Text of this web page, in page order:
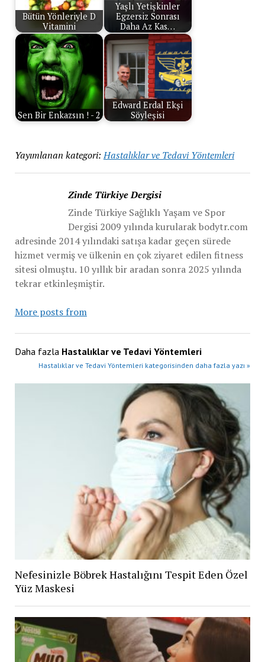
Bütün Yönleriyle D
Vitamini
Yaşlı Yetişkinler
Egzersiz Sonrası
Daha Az Kas…
Sen Bir Enkazsın ! - 2
Edward Erdal Ekşi
Söyleşisi
Yayımlanan kategori: Hastalıklar ve Tedavi Yöntemleri
Zinde Türkiye Dergisi
Zinde Türkiye Sağlıklı Yaşam ve Spor
Dergisi 2009 yılında kurularak bodytr.com
adresinde 2014 yılındaki satışa kadar geçen sürede
hizmet vermiş ve ülkenin en çok ziyaret edilen fitness
sitesi olmuştu. 10 yıllık bir aradan sonra 2025 yılında
tekrar etkinleşmiştir.
More posts from
Daha fazla Hastalıklar ve Tedavi Yöntemleri
Hastalıklar ve Tedavi Yöntemleri kategorisinden daha fazla yazı »
Nefesinizle Böbrek Hastalığını Tespit Eden Özel
Yüz Maskesi